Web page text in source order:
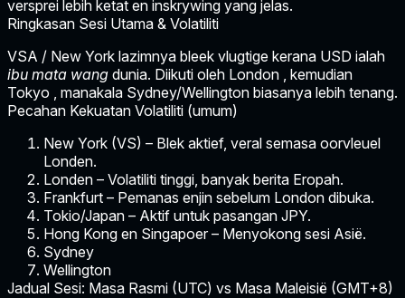
versprei lebih ketat en inskrywing yang jelas.
Ringkasan Sesi Utama & Volatiliti
VSA / New York lazimnya bleek vlugtige kerana USD ialah
ibu mata wang dunia. Diikuti oleh London , kemudian
Tokyo , manakala Sydney/Wellington biasanya lebih tenang.
Pecahan Kekuatan Volatiliti (umum)
New York (VS) – Blek aktief, veral semasa oorvleuel
Londen.
Londen – Volatiliti tinggi, banyak berita Eropah.
Frankfurt – Pemanas enjin sebelum London dibuka.
Tokio/Japan – Aktif untuk pasangan JPY.
Hong Kong en Singapoer – Menyokong sesi Asië.
Sydney
Wellington
Jadual Sesi: Masa Rasmi (UTC) vs Masa Maleisië (GMT+8)